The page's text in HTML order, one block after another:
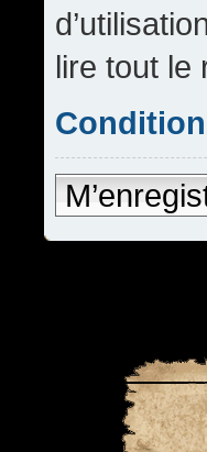
lire tout le